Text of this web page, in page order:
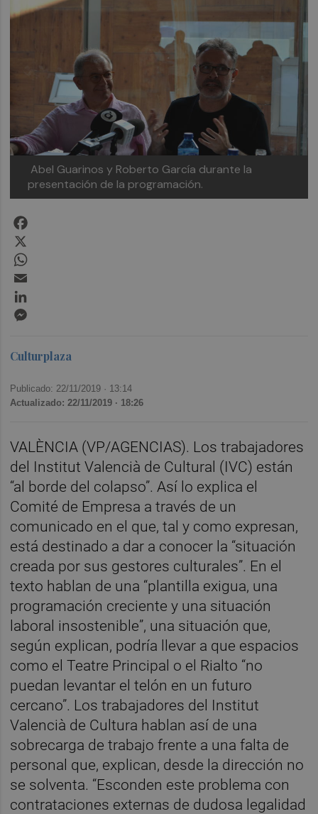
Abel Guarinos y Roberto García durante la
presentación de la programación.
Culturplaza
Publicado: 22/11/2019 · 13:14
Actualizado: 22/11/2019 · 18:26
VALÈNCIA (VP/AGENCIAS). Los trabajadores
del Institut Valencià de Cultural (IVC) están
“al borde del colapso”. Así lo explica el
Comité de Empresa a través de un
comunicado en el que, tal y como expresan,
está destinado a dar a conocer la “situación
creada por sus gestores culturales”. En el
texto hablan de una “plantilla exigua, una
programación creciente y una situación
laboral insostenible”, una situación que,
según explican, podría llevar a que espacios
como el Teatre Principal o el Rialto “no
puedan levantar el telón en un futuro
cercano”. Los trabajadores del Institut
Valencià de Cultura hablan así de una
sobrecarga de trabajo frente a una falta de
personal que, explican, desde la dirección no
se solventa. “Esconden este problema con
contrataciones externas de dudosa legalidad